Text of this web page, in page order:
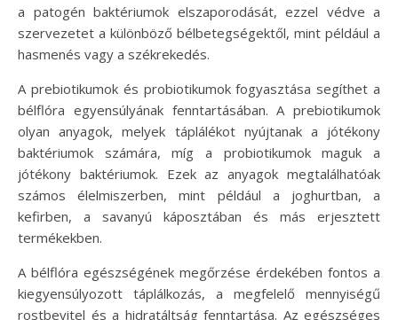
a patogén baktériumok elszaporodását, ezzel védve a
szervezetet a különböző bélbetegségektől, mint például a
hasmenés vagy a székrekedés.
A prebiotikumok és probiotikumok fogyasztása segíthet a
bélflóra egyensúlyának fenntartásában. A prebiotikumok
olyan anyagok, melyek táplálékot nyújtanak a jótékony
baktériumok számára, míg a probiotikumok maguk a
jótékony baktériumok. Ezek az anyagok megtalálhatóak
számos élelmiszerben, mint például a joghurtban, a
kefirben, a savanyú káposztában és más erjesztett
termékekben.
A bélflóra egészségének megőrzése érdekében fontos a
kiegyensúlyozott táplálkozás, a megfelelő mennyiségű
rostbevitel és a hidratáltság fenntartása. Az egészséges